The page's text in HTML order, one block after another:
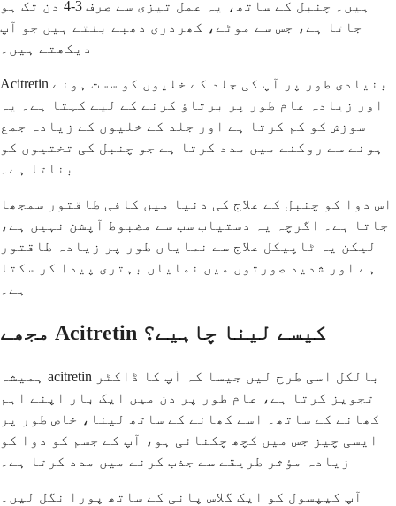
ہیں۔ چنبل کے ساتھ، یہ عمل تیزی سے صرف 3-4 دن تک ہو
جاتا ہے، جس سے موٹے، کھردری دھبے بنتے ہیں جو آپ
دیکھتے ہیں۔
Acitretin بنیادی طور پر آپ کی جلد کے خلیوں کو سست ہونے
اور زیادہ عام طور پر برتاؤ کرنے کے لیے کہتا ہے۔ یہ
سوزش کو کم کرتا ہے اور جلد کے خلیوں کے زیادہ جمع
ہونے سے روکنے میں مدد کرتا ہے جو چنبل کی تختیوں کو
بناتا ہے۔
اس دوا کو چنبل کے علاج کی دنیا میں کافی طاقتور سمجھا
جاتا ہے۔ اگرچہ یہ دستیاب سب سے مضبوط آپشن نہیں ہے،
لیکن یہ ٹاپیکل علاج سے نمایاں طور پر زیادہ طاقتور
ہے اور شدید صورتوں میں نمایاں بہتری پیدا کر سکتا
ہے۔
مجھے Acitretin کیسے لینا چاہیے؟
ہمیشہ acitretin بالکل اسی طرح لیں جیسا کہ آپ کا ڈاکٹر
تجویز کرتا ہے، عام طور پر دن میں ایک بار اپنے اہم
کھانے کے ساتھ۔ اسے کھانے کے ساتھ لینا، خاص طور پر
ایسی چیز جس میں کچھ چکنائی ہو، آپ کے جسم کو دوا کو
زیادہ مؤثر طریقے سے جذب کرنے میں مدد کرتا ہے۔
آپ کیپسول کو ایک گلاس پانی کے ساتھ پورا نگل لیں۔